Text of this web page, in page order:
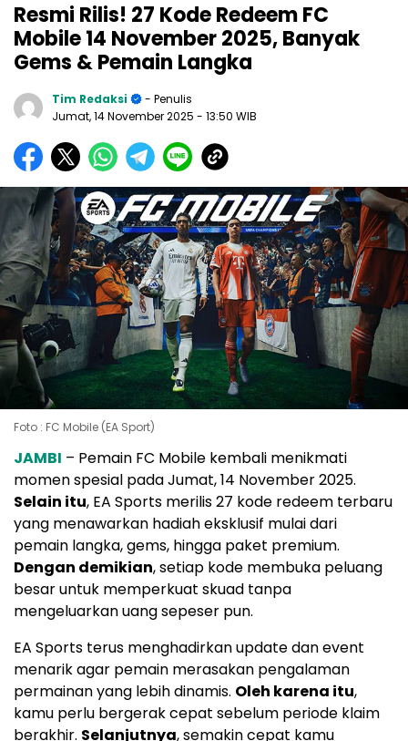
Resmi Rilis! 27 Kode Redeem FC
Mobile 14 November 2025, Banyak
Gems & Pemain Langka
Tim Redaksi
- Penulis
Jumat, 14 November 2025 - 13:50 WIB
Foto : FC Mobile (EA Sport)
JAMBI – Pemain FC Mobile kembali menikmati
momen spesial pada Jumat, 14 November 2025.
Selain itu, EA Sports merilis 27 kode redeem terbaru
yang menawarkan hadiah eksklusif mulai dari
pemain langka, gems, hingga paket premium.
Dengan demikian, setiap kode membuka peluang
besar untuk memperkuat skuad tanpa
mengeluarkan uang sepeser pun.
EA Sports terus menghadirkan update dan event
menarik agar pemain merasakan pengalaman
permainan yang lebih dinamis. Oleh karena itu,
kamu perlu bergerak cepat sebelum periode klaim
berakhir. Selanjutnya, semakin cepat kamu